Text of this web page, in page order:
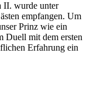
II. wurde unter
empfangen. Um
Prinz wie ein
Duell mit dem ersten
Erfahrung ein